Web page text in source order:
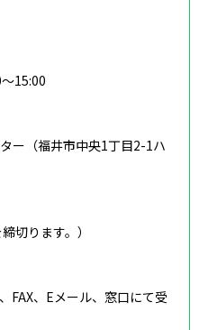
15:00
ー（福井市中央1丁目2-1ハ
切ります。）
FAX、Eメール、窓口にて受